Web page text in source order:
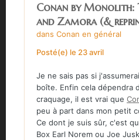
Conan by Monolith:
and Zamora (&
dans Conan en général
Posté(e) le 23 avril
Je ne sais pas si
boîte. Enfin cela dépendra
craquage, il est vrai que
peu à part dans mon petit
Ce dont je suis sûr, c'est
Box Earl Norem ou Joe